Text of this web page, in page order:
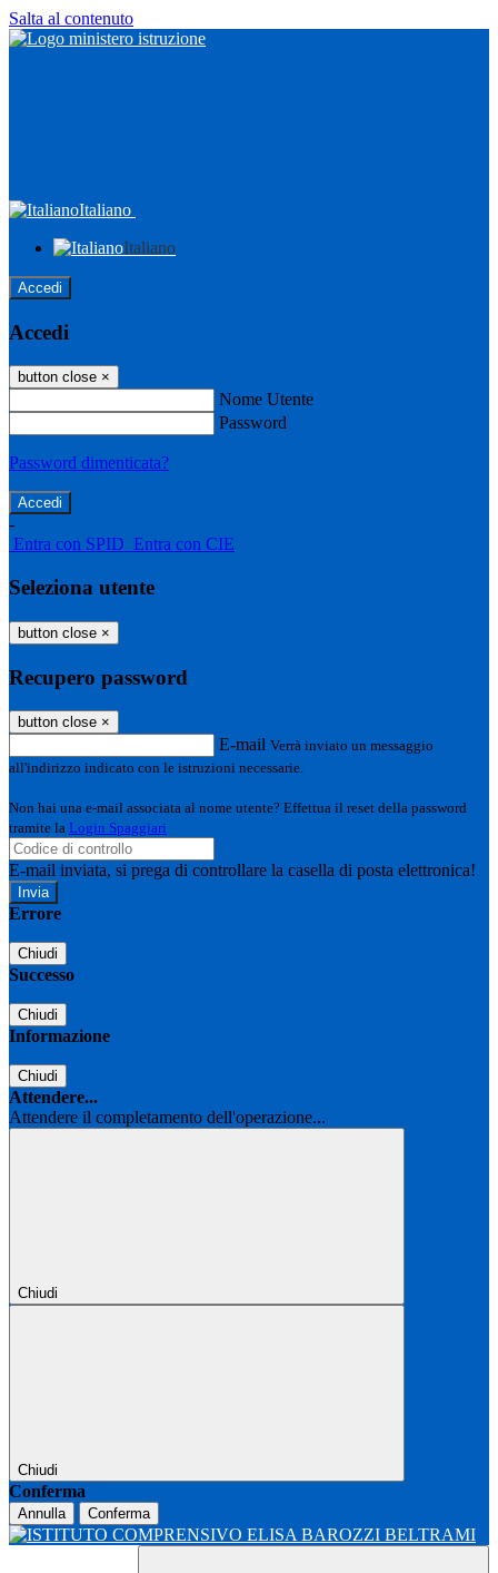
Salta al contenuto
Italiano
Italiano
Accedi
Accedi
button close ×
Nome Utente
Password
Password dimenticata?
-
Entra con SPID Entra con CIE
Seleziona utente
button close ×
Recupero password
button close ×
E-mail Verrà inviato un messaggio
all'indirizzo indicato con le istruzioni necessarie.
Non hai una e-mail associata al nome utente? Effettua il reset della password
tramite la Login Spaggiari
E-mail inviata, si prega di controllare la casella di posta elettronica!
Errore
Chiudi
Successo
Chiudi
Informazione
Chiudi
Attendere...
Attendere il completamento dell'operazione...
Chiudi
Chiudi
Conferma
Annulla Conferma